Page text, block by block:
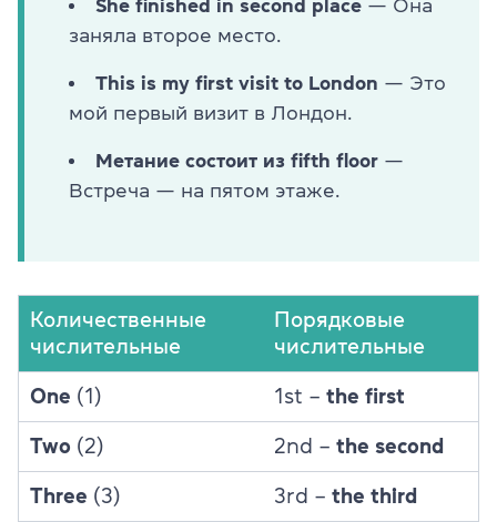
She finished in second place — Она
заняла второе место.
This is my first visit to London — Это
мой первый визит в Лондон.
Метание состоит из fifth floor —
Встреча — на пятом этаже.
Количественные
числительные
Порядковые
числительные
One (1) 1st – the first
Two (2) 2nd – the second
Three (3) 3rd – the third